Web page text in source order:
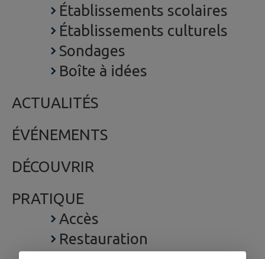
Établissements scolaires
Établissements culturels
Sondages
Boîte à idées
ACTUALITÉS
ÉVÉNEMENTS
DÉCOUVRIR
PRATIQUE
Accès
Restauration